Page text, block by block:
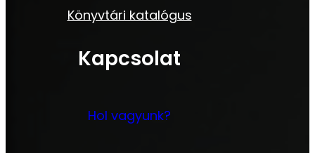
Könyvtári katalógus
Kapcsolat
Hol vagyunk?